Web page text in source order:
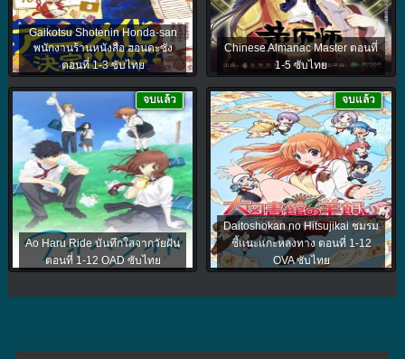
Gaikotsu Shotenin Honda-san
พนักงานร้านหนังสือ ฮอนดะซัง
ตอนที่ 1-3 ซับไทย
Chinese Almanac Master ตอนที่
1-5 ซับไทย
Ao Haru Ride บันทึกใสจากวัยฝัน
ตอนที่ 1-12 OAD ซับไทย
จบแล้ว
Daitoshokan no Hitsujikai ชมรม
ชี้แนะแกะหลงทาง ตอนที่ 1-12
OVA ซับไทย
จบแล้ว